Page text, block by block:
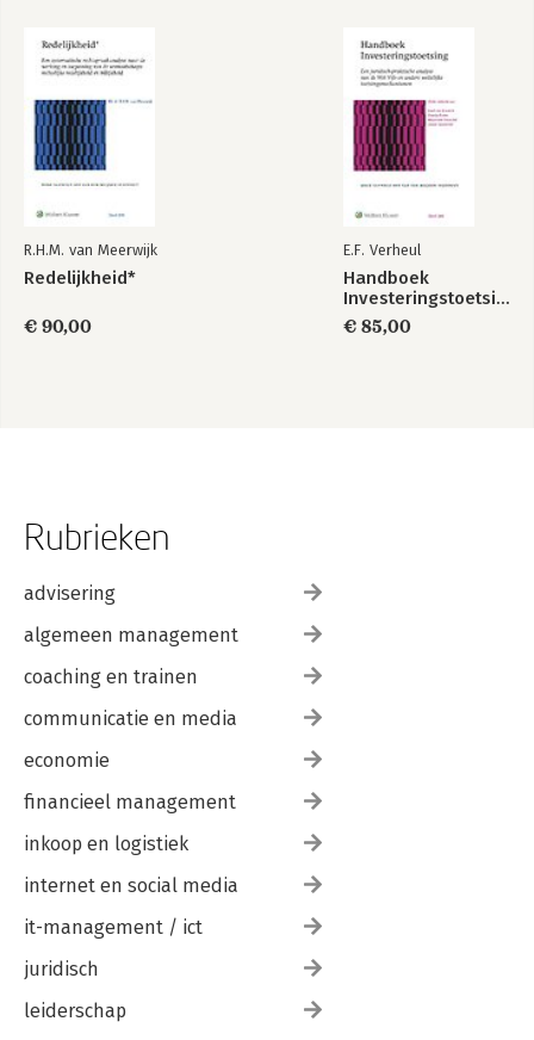
R.H.M. van Meerwijk
Redelijkheid*
€ 90,00
E.F. Verheul
Handboek
Investeringstoetsing
€ 85,00
Rubrieken
advisering
algemeen management
coaching en trainen
communicatie en media
economie
financieel management
inkoop en logistiek
internet en social media
it-management / ict
juridisch
leiderschap